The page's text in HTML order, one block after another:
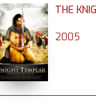
THE
2005